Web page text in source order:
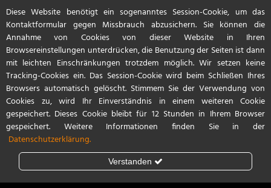
Referenzen Start Kontakt / Anfahrt
Diese Website benötigt ein sogenanntes Session-Cookie, um das
Kontaktformular gegen Missbrauch abzusichern. Sie können die
Annahme von Cookies von dieser Website in Ihren
Browsereinstellungen unterdrücken, die Benutzung der Seiten ist dann
mit leichten Einschränkungen trotzdem möglich. Wir setzen keine
Tracking-Cookies ein. Das Session-Cookie wird beim Schließen Ihres
Browsers automatisch gelöscht. Stimmem Sie der Verwendung von
Cookies zu, wird Ihr Einverständnis in einem weiteren Cookie
gespeichert. Dieses Cookie bleibt für 12 Stunden in Ihrem Browser
gespeichert. Weitere Informationen finden Sie in der
Datenschutzerklärung.
Verstanden